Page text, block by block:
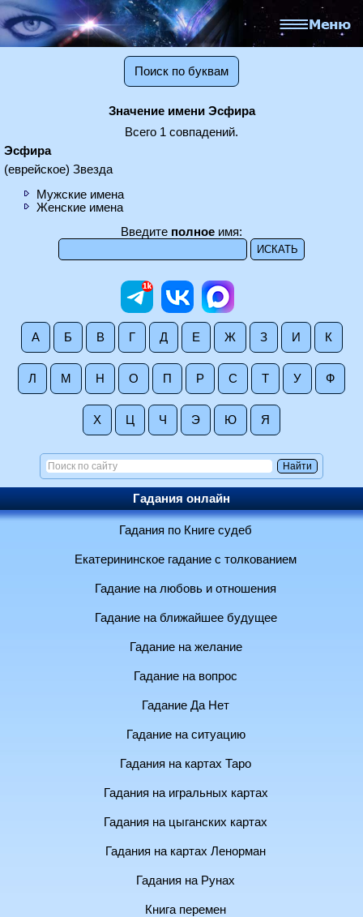
Поиск по буквам
Значение имени Эсфира
Всего 1 совпадений.
Эсфира
(еврейское) Звезда
Мужские имена
Женские имена
Введите полное имя:
А Б В Г Д Е Ж З И К
Л М Н О П Р С Т У Ф
Х Ц Ч Э Ю Я
Гадания онлайн
Гадания по Книге судеб
Екатерининское гадание с толкованием
Гадание на любовь и отношения
Гадание на ближайшее будущее
Гадание на желание
Гадание на вопрос
Гадание Да Нет
Гадание на ситуацию
Гадания на картах Таро
Гадания на игральных картах
Гадания на цыганских картах
Гадания на картах Ленорман
Гадания на Рунах
Книга перемен